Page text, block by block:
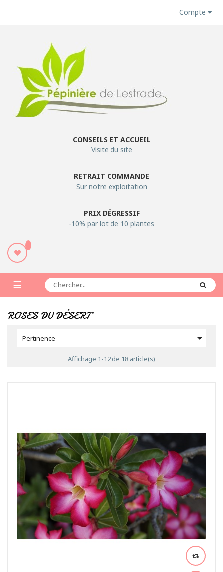
Compte
CONSEILS ET ACCUEIL
Visite du site
RETRAIT COMMANDE
Sur notre exploitation
PRIX DÉGRESSIF
-10% par lot de 10 plantes
Basculer
navigation
☰
ROSES DU DÉSERT
Pertinence 
Affichage 1-12 de 18 article(s)